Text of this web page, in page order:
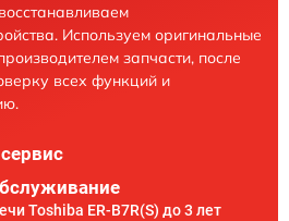
Используем оригинальные
запчасти, после
всех функций и
Toshiba ER-B7R(S) до 3 лет